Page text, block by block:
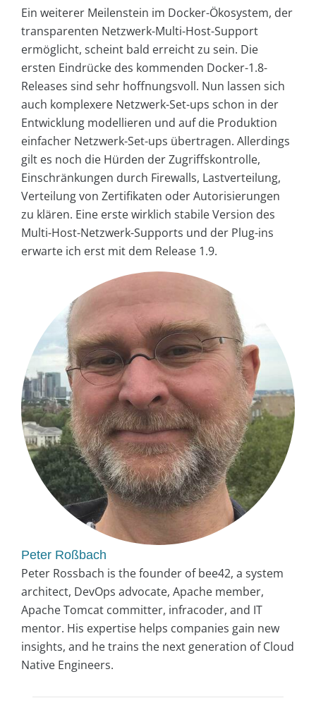
Ein weiterer Meilenstein im Docker-Ökosystem, der
transparenten Netzwerk-Multi-Host-Support
ermöglicht, scheint bald erreicht zu sein. Die
ersten Eindrücke des kommenden Docker-1.8-
Releases sind sehr hoffnungsvoll. Nun lassen sich
auch komplexere Netzwerk-Set-ups schon in der
Entwicklung modellieren und auf die Produktion
einfacher Netzwerk-Set-ups übertragen. Allerdings
gilt es noch die Hürden der Zugriffskontrolle,
Einschränkungen durch Firewalls, Lastverteilung,
Verteilung von Zertifikaten oder Autorisierungen
zu klären. Eine erste wirklich stabile Version des
Multi-Host-Netzwerk-Supports und der Plug-ins
erwarte ich erst mit dem Release 1.9.
Peter Roßbach
Peter Rossbach is the founder of bee42, a system
architect, DevOps advocate, Apache member,
Apache Tomcat committer, infracoder, and IT
mentor. His expertise helps companies gain new
insights, and he trains the next generation of Cloud
Native Engineers.